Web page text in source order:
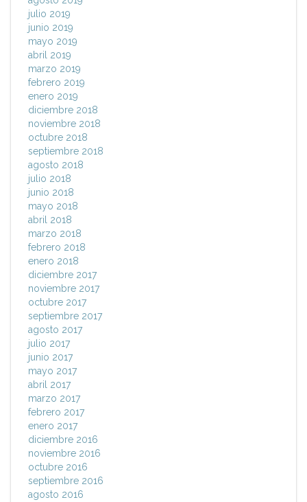
julio 2019
junio 2019
mayo 2019
abril 2019
marzo 2019
febrero 2019
enero 2019
diciembre 2018
noviembre 2018
octubre 2018
septiembre 2018
agosto 2018
julio 2018
junio 2018
mayo 2018
abril 2018
marzo 2018
febrero 2018
enero 2018
diciembre 2017
noviembre 2017
octubre 2017
septiembre 2017
agosto 2017
julio 2017
junio 2017
mayo 2017
abril 2017
marzo 2017
febrero 2017
enero 2017
diciembre 2016
noviembre 2016
octubre 2016
septiembre 2016
agosto 2016